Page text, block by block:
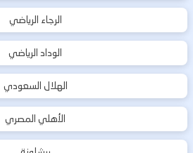
الرجاء الرياضي
الوداد الرياضي
الهلال السعودي
الأهلي المصري